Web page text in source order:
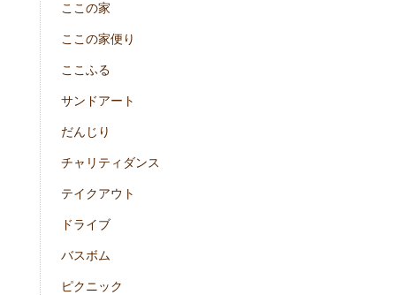
ここの家
ここの家便り
ここふる
サンドアート
だんじり
チャリティダンス
テイクアウト
ドライブ
バスボム
ピクニック